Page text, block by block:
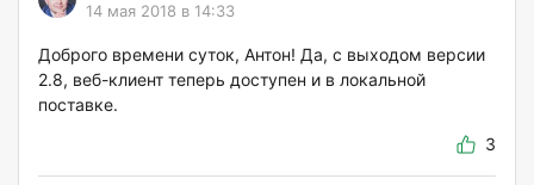
14 мая 2018 в 14:33
Доброго времени суток, Антон! Да, с выходом версии
2.8, веб-клиент теперь доступен и в локальной
поставке.
3